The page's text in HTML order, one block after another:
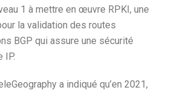
1 à mettre en œuvre RPKI, une
la validation des routes
BGP qui assure une sécurité
IP.
a indiqué qu’en 2021,